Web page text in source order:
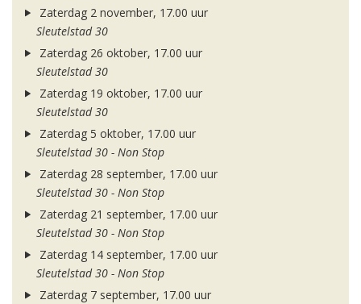
Zaterdag 2 november, 17.00 uur
Sleutelstad 30
Zaterdag 26 oktober, 17.00 uur
Sleutelstad 30
Zaterdag 19 oktober, 17.00 uur
Sleutelstad 30
Zaterdag 5 oktober, 17.00 uur
Sleutelstad 30 - Non Stop
Zaterdag 28 september, 17.00 uur
Sleutelstad 30 - Non Stop
Zaterdag 21 september, 17.00 uur
Sleutelstad 30 - Non Stop
Zaterdag 14 september, 17.00 uur
Sleutelstad 30 - Non Stop
Zaterdag 7 september, 17.00 uur